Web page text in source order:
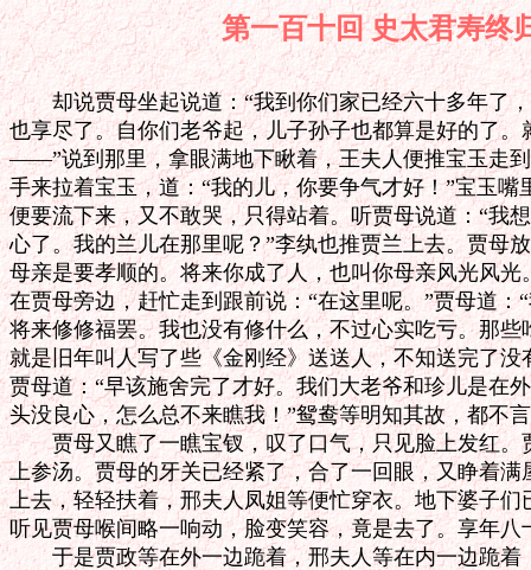
第一百十回 史太君
却说贾母坐起说道：“我到你们家已经六十多年了，
也享尽了。自你们老爷起，儿子孙子也都算是好的了
——”说到那里，拿眼满地下瞅着，王夫人便推宝玉走
手来拉着宝玉，道：“我的儿，你要争气才好！”宝玉嘴
便要流下来，又不敢哭，只得站着。听贾母说道：“我
心了。我的兰儿在那里呢？”李纨也推贾兰上去。贾母
母亲是要孝顺的。将来你成了人，也叫你母亲风光风光
在贾母旁边，赶忙走到跟前说：“在这里呢。”贾母道：
将来修修福罢。我也没有修什么，不过心实吃亏。那
就是旧年叫人写了些《金刚经》送送人，不知送完了没
贾母道：“早该施舍完了才好。我们大老爷和珍儿是在
头没良心，怎么总不来瞧我！”鸳鸯等明知其故，都不
贾母又瞧了一瞧宝钗，叹了口气，只见脸上发红。
上参汤。贾母的牙关已经紧了，合了一回眼，又睁着
上去，轻轻扶着，邢夫人凤姐等便忙穿衣。地下婆子
听见贾母喉间略一响动，脸变笑容，竟是去了。享年
于是贾政等在外一边跪着，邢夫人等在内一边跪着